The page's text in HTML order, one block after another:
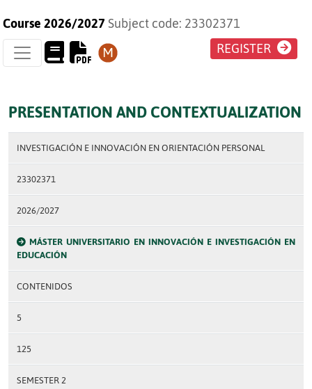
Course 2026/2027 Subject code: 23302371
REGISTER
PRESENTATION AND CONTEXTUALIZATION
INVESTIGACIÓN E INNOVACIÓN EN ORIENTACIÓN PERSONAL
23302371
2026/2027
MÁSTER UNIVERSITARIO EN INNOVACIÓN E INVESTIGACIÓN EN
EDUCACIÓN
CONTENIDOS
5
125
SEMESTER 2